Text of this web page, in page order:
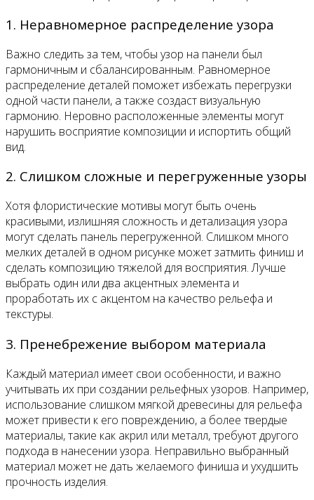
1. Неравномерное распределение узора
Важно следить за тем, чтобы узор на панели был
гармоничным и сбалансированным. Равномерное
распределение деталей поможет избежать перегрузки
одной части панели, а также создаст визуальную
гармонию. Неровно расположенные элементы могут
нарушить восприятие композиции и испортить общий
вид.
2. Слишком сложные и перегруженные узоры
Хотя флористические мотивы могут быть очень
красивыми, излишняя сложность и детализация узора
могут сделать панель перегруженной. Слишком много
мелких деталей в одном рисунке может затмить финиш и
сделать композицию тяжелой для восприятия. Лучше
выбрать один или два акцентных элемента и
проработать их с акцентом на качество рельефа и
текстуры.
3. Пренебрежение выбором материала
Каждый материал имеет свои особенности, и важно
учитывать их при создании рельефных узоров. Например,
использование слишком мягкой древесины для рельефа
может привести к его повреждению, а более твердые
материалы, такие как акрил или металл, требуют другого
подхода в нанесении узора. Неправильно выбранный
материал может не дать желаемого финиша и ухудшить
прочность изделия.